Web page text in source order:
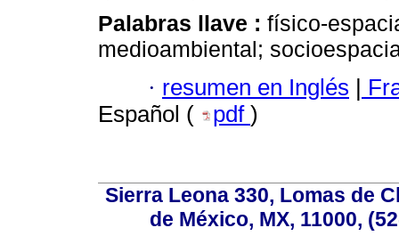
Palabras llave : físico-
medioambiental;
· resumen en Inglés |
Español (
pdf )
Sierra Leona 330, Lomas de
de México, MX, 11000,